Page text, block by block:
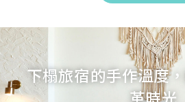
下榻旅宿的手作溫度
革時光